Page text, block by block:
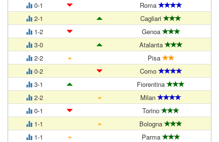
0-1
Roma
2-1
Cagliari
1-2
Genoa
3-0
Atalanta
2-2
=
Pisa
0-2
Como
3-1
Fiorentina
2-2
=
Milan
0-1
Torino
1-1
=
Bologna
1-1
=
Parma